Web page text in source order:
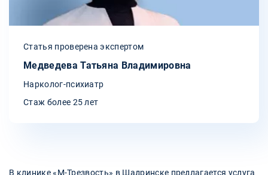
Статья проверена экспертом
Медведева Татьяна Владимировна
Нарколог-психиатр
Стаж более 25 лет
В клинике «‎М-Трезвость» в Шадринске предлагается услуга